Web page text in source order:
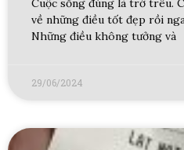
Cuộc sống đúng là trớ trêu.
về những điều tốt đẹp rồi
Những điều không tưởng và
29/06/2024